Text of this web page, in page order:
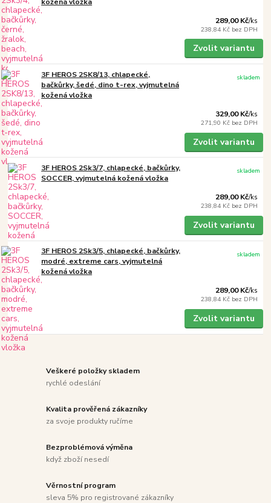
289,00 Kč/ks
238,84 Kč bez DPH
Zvolit variantu
3F HEROS 2SK8/13, chlapecké,
bačkůrky, šedé, dino t-rex, vyjmutelná
kožená vložka
329,00 Kč/ks
271,90 Kč bez DPH
skladem
Zvolit variantu
3F HEROS 2Sk3/7, chlapecké, bačkůrky,
SOCCER, vyjmutelná kožená vložka
289,00 Kč/ks
238,84 Kč bez DPH
skladem
Zvolit variantu
3F HEROS 2Sk3/5, chlapecké, bačkůrky,
modré, extreme cars, vyjmutelná
kožená vložka
289,00 Kč/ks
238,84 Kč bez DPH
skladem
Zvolit variantu
Veškeré položky skladem
rychlé odeslání
Kvalita prověřená zákazníky
za svoje produkty ručíme
Bezproblémová výměna
když zboží nesedí
Věrnostní program
sleva 5% pro registrované zákazníky